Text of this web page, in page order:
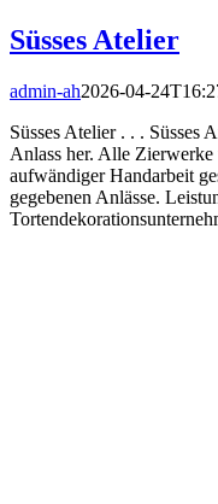
Süsses Atelier
admin-ah2026-04-
Süsses Atelier . . . Süsses
Anlass her. Alle
aufwändiger Handarbeit
gegebenen Anlässe.